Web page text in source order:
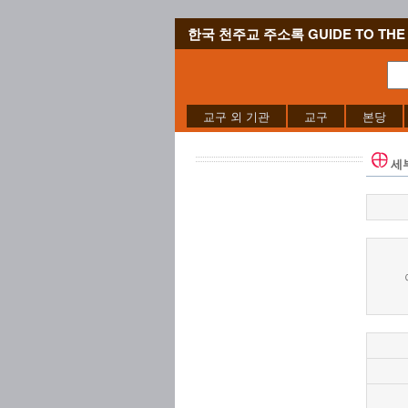
한국 천주교 주소록 GUIDE TO
교구 외 기관 교구 본당
세